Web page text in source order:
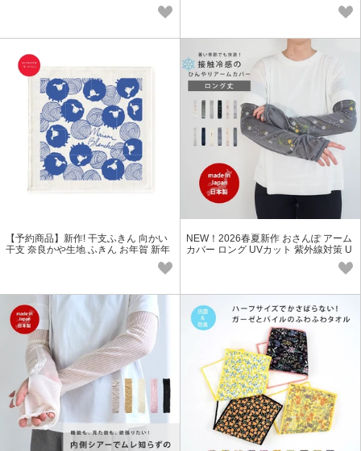
【予約商品】新作! 干支ふきん 向かい
干支 奈良かや生地 ふきん お年賀 新年
NEW！2026春夏新作 おさんぽ アーム
カバー ロング UVカット 紫外線対策 U